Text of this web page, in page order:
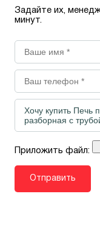
Задайте их,
минут.
Приложить файл: